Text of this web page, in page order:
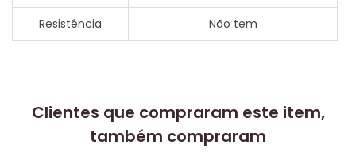
Resistência Não tem
Clientes que compraram este item,
também compraram